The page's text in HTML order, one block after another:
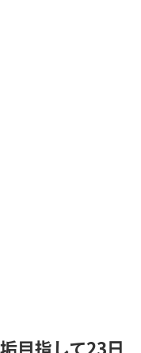
目指して23日